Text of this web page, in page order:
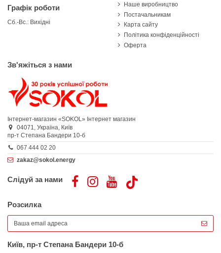
Графік роботи
Сб.-Вс.: Вихідні
Наше виробництво
Постачальникам
Карта сайту
Політика конфіденційності
Оферта
Зв'яжіться з нами
Інтернет-магазин «SOKOL» Інтернет магазин
04071, Україна, Київ
пр-т Степана Бандери 10-б
067 444 02 20
zakaz@sokol.energy
Слідуй за нами
Розсилка
Київ, пр-т Степана Бандери 10-б